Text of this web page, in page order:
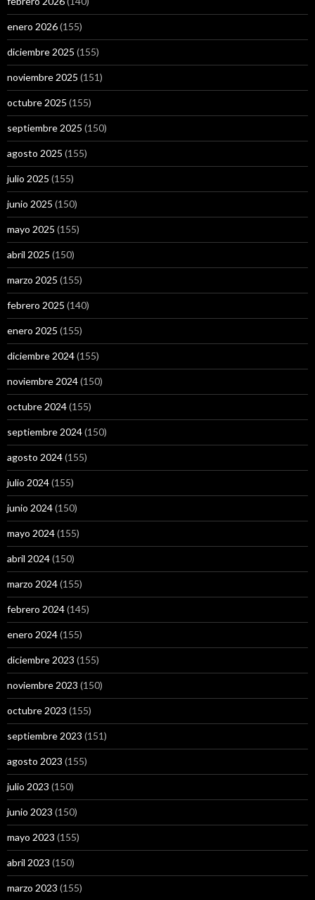
enero 2026(155)
diciembre 2025 (155)
noviembre 2025 (151)
octubre 2025 (155)
septiembre 2025 (150)
agosto 2025 (155)
julio 2025 (155)
junio 2025 (150)
mayo 2025 (155)
abril 2025 (150)
marzo 2025 (155)
febrero 2025 (140)
enero 2025 (155)
diciembre 2024(155)
noviembre 2024(150)
octubre 2024(155)
septiembre 2024(150)
agosto 2024(155)
julio 2024(155)
junio 2024(150)
mayo 2024(155)
abril 2024(150)
marzo 2024(155)
febrero 2024(145)
enero 2024(155)
diciembre 2023 (155)
noviembre 2023 (150)
octubre 2023 (155)
septiembre 2023 (151)
agosto 2023 (155)
julio 2023 (150)
junio 2023 (150)
mayo 2023 (155)
abril 2023 (150)
marzo 2023 (155)